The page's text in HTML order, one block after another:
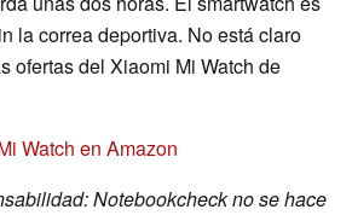
la correa deportiva. No está claro
ofertas del Xiaomi Mi Watch de
Watch en Amazon
Notebookcheck no se hace